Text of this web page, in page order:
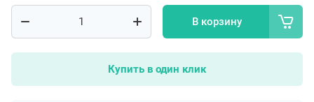
В корзину
Купить в один клик